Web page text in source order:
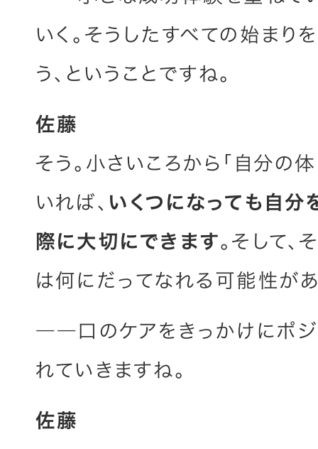
いく。そうしたすべての始まり
う、ということですね。
佐藤
そう。小さいころから「自分の
いれば、 いくつになっても自分
際に大切にできます。そして
は何にだってなれる可能性があ
――口のケアをきっかけにポジ
れていきますね。
佐藤